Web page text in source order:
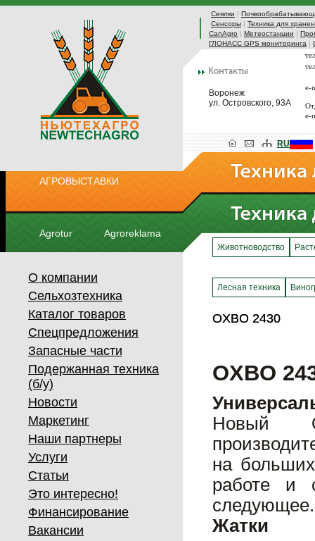
Сеялки |
Сенсоры | Техника для
CanAgro | Метеостанции |
ГЛОНАСС GPS мониторинга |
Воронеж
ул. Островского, 93А
e-
e-
АГРОВЫСТАВКИ
Agrotur Agroreklama
RU
О компании
Сельхозтехника
Каталог товаров
Спецпредложения
Запасные части
Подержанная техника
(б/у)
Новости
Маркетинг
Наши партнеры
Услуги
Статьи
Это интересно!
Финансирование
Вакансии
Животноводство
Лесная техника
OXBO 2430
OXBO 2430
OXBO
Новый
на
работе и
следующее.
Жатки